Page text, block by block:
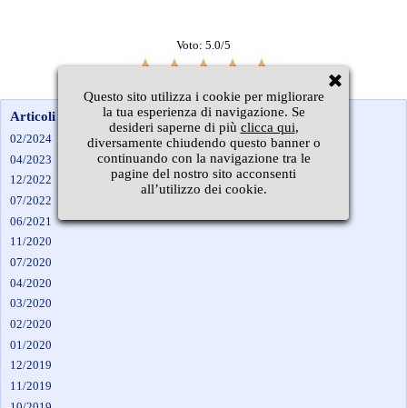
Voto: 5.0/5
Articoli per mese
02/2024
04/2023
12/2022
07/2022
06/2021
11/2020
07/2020
04/2020
03/2020
02/2020
01/2020
12/2019
11/2019
Questo sito utilizza i cookie per migliorare
la tua esperienza di navigazione. Se
desideri saperne di più clicca qui,
diversamente chiudendo questo banner o
continuando con la navigazione tra le
pagine del nostro sito acconsenti
all’utilizzo dei cookie.